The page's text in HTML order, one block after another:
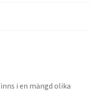
i en mängd olika